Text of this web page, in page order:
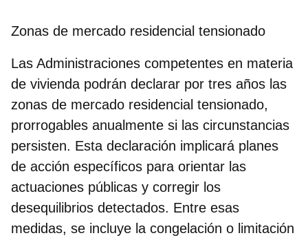
Zonas de mercado residencial tensionado
Las Administraciones competentes en materia
de vivienda podrán declarar por tres años las
zonas de mercado residencial tensionado,
prorrogables anualmente si las circunstancias
persisten. Esta declaración implicará planes
de acción específicos para orientar las
actuaciones públicas y corregir los
desequilibrios detectados. Entre esas
medidas, se incluye la congelación o limitación